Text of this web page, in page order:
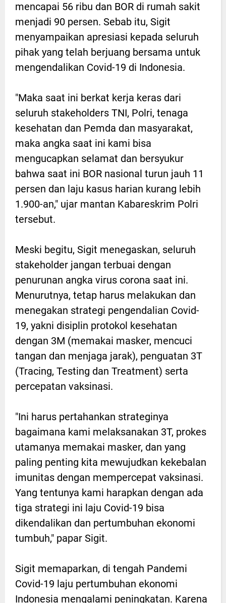
mencapai 56 ribu dan BOR di rumah sakit
menjadi 90 persen. Sebab itu, Sigit
menyampaikan apresiasi kepada seluruh
pihak yang telah berjuang bersama untuk
mengendalikan Covid-19 di Indonesia.
"Maka saat ini berkat kerja keras dari
seluruh stakeholders TNI, Polri, tenaga
kesehatan dan Pemda dan masyarakat,
maka angka saat ini kami bisa
mengucapkan selamat dan bersyukur
bahwa saat ini BOR nasional turun jauh 11
persen dan laju kasus harian kurang lebih
1.900-an," ujar mantan Kabareskrim Polri
tersebut.
Meski begitu, Sigit menegaskan, seluruh
stakeholder jangan terbuai dengan
penurunan angka virus corona saat ini.
Menurutnya, tetap harus melakukan dan
menegakan strategi pengendalian Covid-
19, yakni disiplin protokol kesehatan
dengan 3M (memakai masker, mencuci
tangan dan menjaga jarak), penguatan 3T
(Tracing, Testing dan Treatment) serta
percepatan vaksinasi.
"Ini harus pertahankan strateginya
bagaimana kami melaksanakan 3T, prokes
utamanya memakai masker, dan yang
paling penting kita mewujudkan kekebalan
imunitas dengan mempercepat vaksinasi.
Yang tentunya kami harapkan dengan ada
tiga strategi ini laju Covid-19 bisa
dikendalikan dan pertumbuhan ekonomi
tumbuh," papar Sigit.
Sigit memaparkan, di tengah Pandemi
Covid-19 laju pertumbuhan ekonomi
Indonesia mengalami peningkatan. Karena